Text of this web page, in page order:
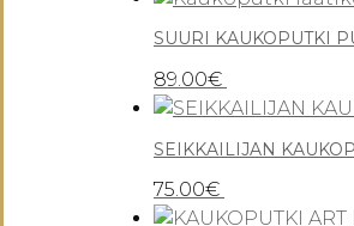
SUURI KAUKOPUTKI
89.00€
SEIKKAILIJAN
75.00€